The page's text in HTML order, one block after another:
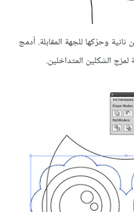
وحرّكها للجهة المقابلة. أدمج